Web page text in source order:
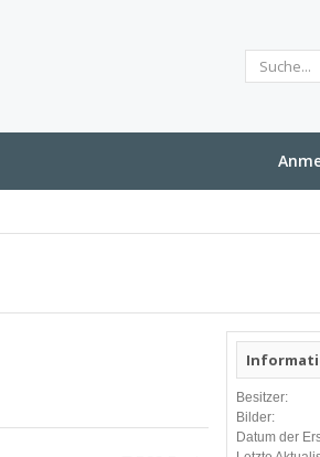
Besitzer:
Bilder:
Datum der